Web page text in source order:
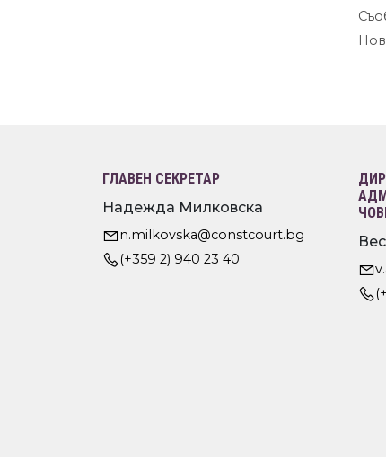
ГЛАВЕН СЕКРЕТАР
Надежда Милковска
n.milkovska@constcourt.bg
(+359 2) 940 23 40